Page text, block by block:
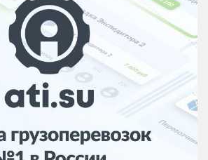
логистика
ЭДО, ИТ в
логистике
Дороги,
инфраструктура
Логистика, грузы
Негабаритные и
опасные грузы